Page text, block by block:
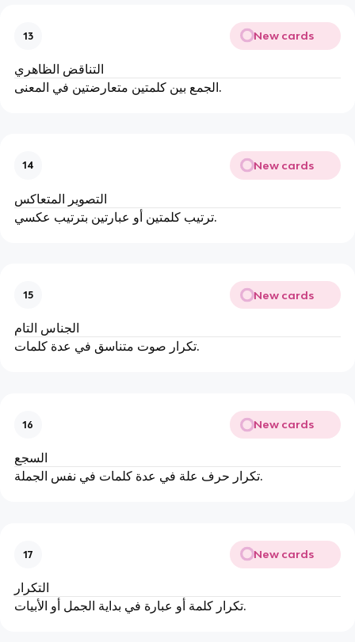
13 New cards
التناقض الظاهري
الجمع بين كلمتين متعارضتين في المعنى.
14 New cards
التصوير المتعاكس
ترتيب كلمتين أو عبارتين بترتيب عكسي.
15 New cards
الجناس التام
تكرار صوت متناسق في عدة كلمات.
16 New cards
السجع
تكرار حرف علة في عدة كلمات في نفس الجملة.
17 New cards
التكرار
تكرار كلمة أو عبارة في بداية الجمل أو الأبيات.